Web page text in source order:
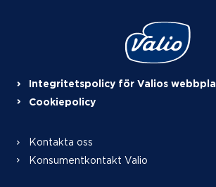
Integritetspolicy för Valios
Cookiepolicy
Kontakta oss
Konsumentkontakt Valio